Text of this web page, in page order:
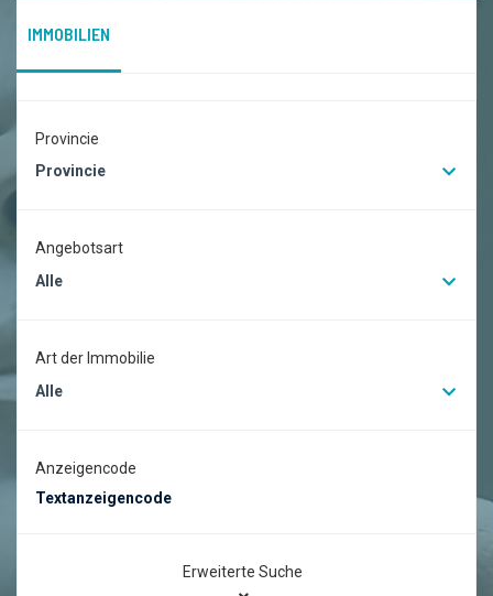
IMMOBILIEN
Provincie
Provincie
Angebotsart
Alle
Art der Immobilie
Alle
Anzeigencode
Erweiterte Suche